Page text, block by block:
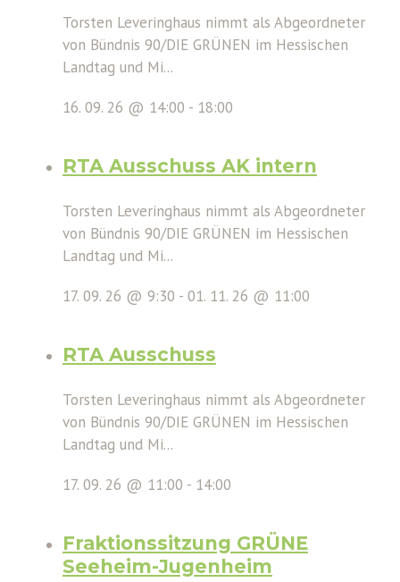
Torsten Leveringhaus nimmt als Abgeordneter
von Bündnis 90/DIE GRÜNEN im Hessischen
Landtag und Mi...
16. 09. 26 @ 14:00 - 18:00
RTA Ausschuss AK intern
Torsten Leveringhaus nimmt als Abgeordneter
von Bündnis 90/DIE GRÜNEN im Hessischen
Landtag und Mi...
17. 09. 26 @ 9:30 - 01. 11. 26 @ 11:00
RTA Ausschuss
Torsten Leveringhaus nimmt als Abgeordneter
von Bündnis 90/DIE GRÜNEN im Hessischen
Landtag und Mi...
17. 09. 26 @ 11:00 - 14:00
Fraktionssitzung GRÜNE
Seeheim-Jugenheim